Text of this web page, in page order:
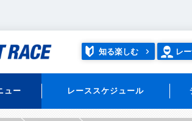
知る楽しむ レ
ュー レーススケジュール